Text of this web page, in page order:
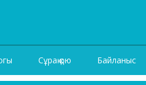
Сұрақ қою Байланыс